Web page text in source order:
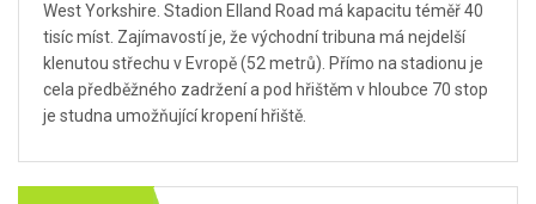
West Yorkshire. Stadion Elland Road má kapacitu téměř 40
tisíc míst. Zajímavostí je, že východní tribuna má nejdelší
klenutou střechu v Evropě (52 metrů). Přímo na stadionu je
cela předběžného zadržení a pod hřištěm v hloubce 70 stop
je studna umožňující kropení hřiště.